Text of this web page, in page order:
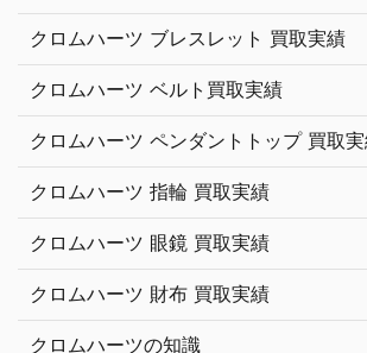
クロムハーツ ブレスレット 買取実績
クロムハーツ ベルト買取実績
クロムハーツ ペンダントトップ 買取
クロムハーツ 指輪 買取実績
クロムハーツ 眼鏡 買取実績
クロムハーツ 財布 買取実績
クロムハーツの知識